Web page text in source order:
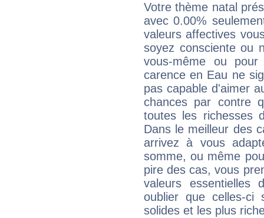
Votre thème natal
avec 0.00%
valeurs affectives
soyez consciente ou
vous-même ou
carence en Eau ne
pas capable d'aimer
chances par contre
toutes les richesses
Dans le meilleur des
arrivez à vous
somme, ou même
pire des cas, vous
valeurs
oublier que celles-
solides et les plus